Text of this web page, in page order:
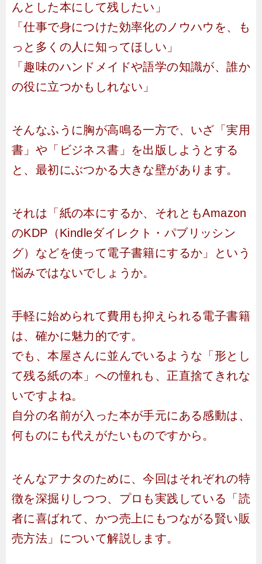
んとした本にして残したい」
「仕事で身につけた効率化のノウハウを、も
っと多くの人に知ってほしい」
「趣味のハンドメイドや語学の知識が、誰か
の役に立つかもしれない」
そんなふうに胸が高鳴る一方で、いざ「実用
書」や「ビジネス書」を出版しようとする
と、最初にぶつかる大きな壁があります。
それは「紙の本にするか、それともAmazon
のKDP（Kindleダイレクト・パブリッシン
グ）などを使って電子書籍にするか」という
悩みではないでしょうか。
手軽に始められて費用も抑えられる電子書籍
は、確かに魅力的です。
でも、本屋さんに並んでいるような「形とし
て残る紙の本」への憧れも、正直捨てきれな
いですよね。
自分の名前が入った本が手元にある感動は、
何ものにも代えがたいものですから。
そんなアナタのために、今回はそれぞれの特
徴を深掘りしつつ、プロも実践している「読
者に喜ばれて、かつ売上にもつながる賢い販
売方法」について解説します。